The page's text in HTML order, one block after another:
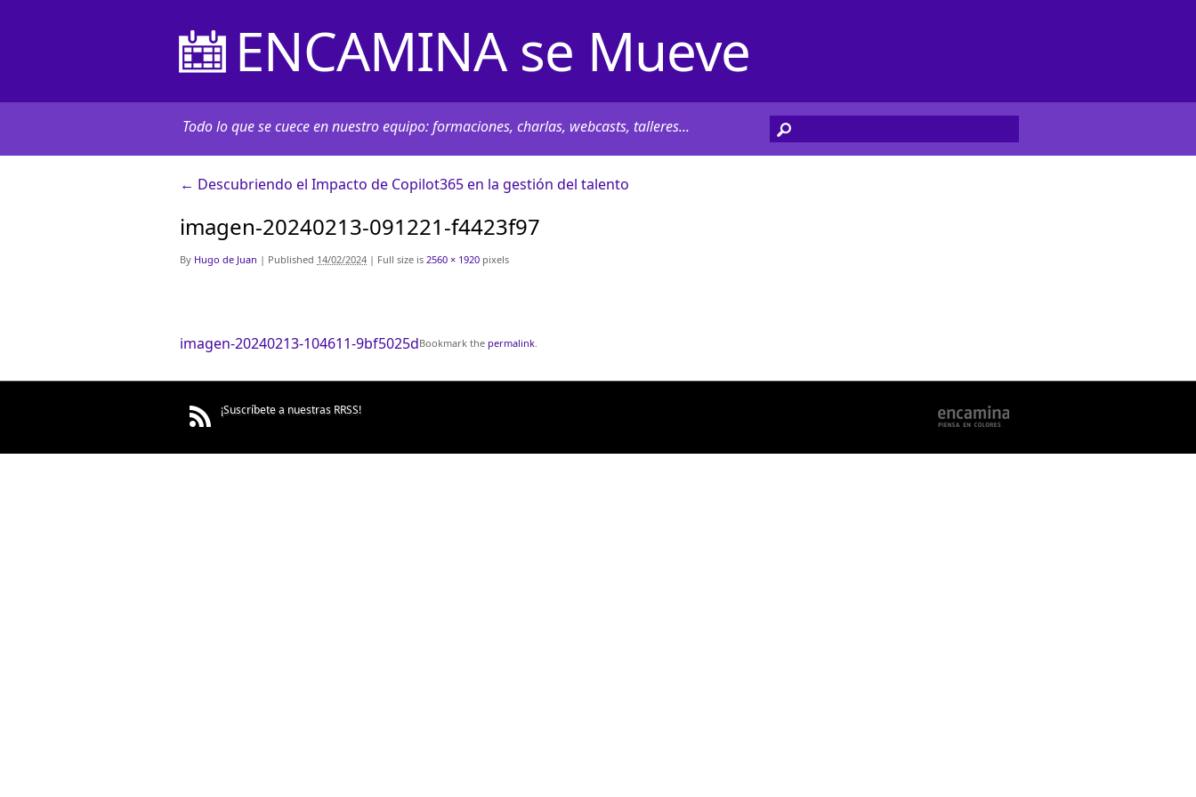
ENCAMINA se Mueve
Todo lo que se cuece en nuestro equipo: formaciones, charlas, webcasts, talleres...
← Descubriendo el Impacto de Copilot365 en la gestión del talento
imagen-20240213-091221-f4423f97
By Hugo de Juan | Published 14/02/2024 | Full size is 2560 × 1920 pixels
imagen-20240213-104611-9bf5025dBookmark the permalink
¡Suscríbete a nuestras RRSS!